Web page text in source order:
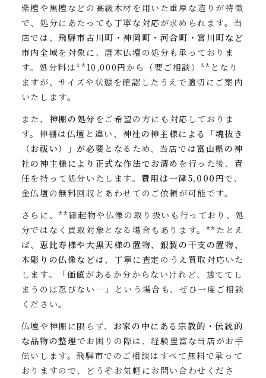
紫檀や黒檀などの高級木材を用いた重厚な造りが特徴
で、処分にあたっても丁寧な対応が求められます。当
店では、飛騨市古川町・神岡町・河合町・宮川町など
市内全域を対象に、唐木仏壇の処分も承っておりま
す。処分料は**10,000円から（要ご相談）**となり
ますが、サイズや状態を確認したうえで適切にご案内
いたします。
また、 神棚の処分 をご希望の方にも対応しておりま
す。神棚は仏壇と違い、 神社の神主様による「魂抜き
（お祓い）」が必要 となるため、当店では富山県の神
社の神主様により正式な作法でお清め を行った後、責
任を持って処分いたします。 費用は一律5,000円で、
金仏壇の無料回収とあわせてのご依頼が可能です。
さらに、**縁起物や仏像の取り扱いも行っており、処
分ではなく買取対象となる場合もあります。**たとえ
ば、恵比寿様や大黒天様の置物、銀製の干支の置物、
木彫りの仏像などは、丁寧に査定のうえ買取対応いた
します。「価値があるか分からないけれど、捨ててし
まうのは忍びない…」という場合も、ぜひ一度ご相談
ください。
仏壇や神棚に限らず、 お家の中にある宗教的・伝統的
な品物の整理でお困りの際は、経験豊富な当店がお手
伝いします。飛騨市でのご相談はすべて無料で承って
おりますので、どうぞお気軽にお問い合わせくださ